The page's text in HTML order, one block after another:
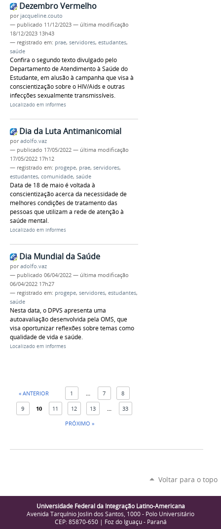
Dezembro Vermelho
por jacqueline.couto
— publicado 11/12/2023 — última modificação
18/12/2023 13h43
— registrado em: prae, servidores, estudantes,
saúde
Confira o segundo texto divulgado pelo
Departamento de Atendimento à Saúde do
Estudante, em alusão à campanha que visa à
conscientização sobre o HIV/Aids e outras
infecções sexualmente transmissíveis.
Localizado em Informes
Dia da Luta Antimanicomial
poradolfo.vaz
— publicado 17/05/2022 — última modificação
17/05/2022 17h12
— registrado em: progepe, prae, servidores,
estudantes, comunidade, saúde
Data de 18 de maio é voltada à
conscientização acerca da necessidade de
melhores condições de tratamento das
pessoas que utilizam a rede de atenção à
saúde mental.
Localizado em Informes
Dia Mundial da Saúde
poradolfo.vaz
— publicado 06/04/2022 — última modificação
06/04/2022 17h27
— registrado em: progepe, servidores, estudantes,
saúde
Nesta data, o DPVS apresenta uma
autoavaliação desenvolvida pela OMS, que
visa oportunizar reflexões sobre temas como
qualidade de vida e saúde.
Localizado em Informes
« ANTERIOR 1 7 8
9 10 11 12 13
33
PRÓXIMO »
Voltar para o topo
Universidade Federal da Integração Latino-Americana
Avenida Tarquínio Joslin dos Santos, 1000 - Polo Universitário
CEP: 85870-650 | Foz do Iguaçu - Paraná